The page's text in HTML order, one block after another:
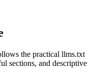
the practical llms.txt
sections, and descriptive